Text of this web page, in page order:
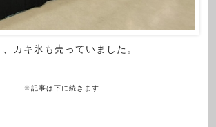
カキ氷も売っていました。
※記事は下に続きます